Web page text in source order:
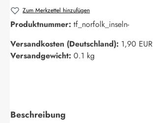
Zum Merkzettel hinzufügen
Produktnummer: tf_norfolk_inseln-
Versandkosten (Deutschland): 1,90 EUR
Versandgewicht: 0.1 kg
Beschreibung